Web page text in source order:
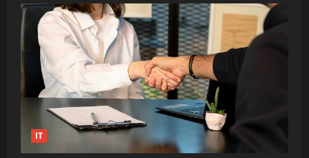
нарастил
экспорт
услуг
в
2025.
Вот
на
сколько
IT